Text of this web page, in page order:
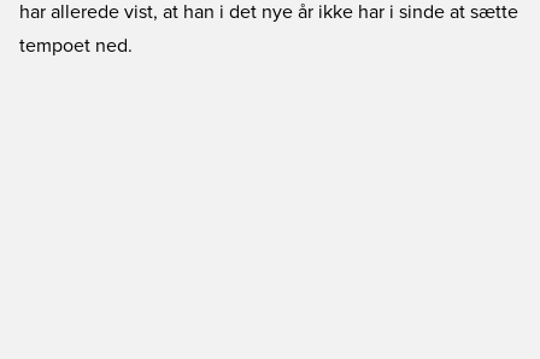
har allerede vist, at han i det nye år ikke har i sinde at sætte
tempoet ned.